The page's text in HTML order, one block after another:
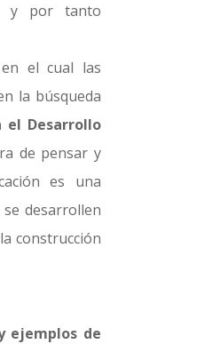
y por tanto
el cual las
la búsqueda
el Desarrollo
de pensar y
es una
desarrollen
construcción
ejemplos de